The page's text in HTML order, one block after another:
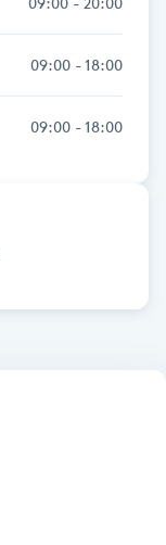
09:00 - 18:00
09:00 - 18:00